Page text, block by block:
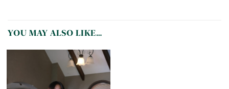
YOU MAY ALSO LIKE…